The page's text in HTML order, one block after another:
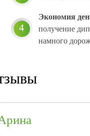
4
Экономия
получение
намного